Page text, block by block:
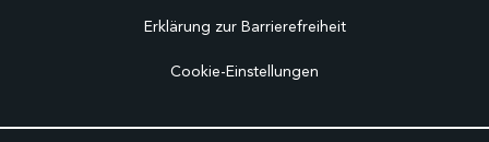
Erklärung zur Barrierefreiheit
Cookie-Einstellungen